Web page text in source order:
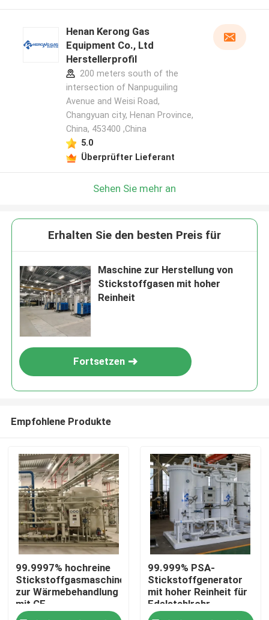
Zu Hause
Produkte
Henan Kerong Gas
Equipment Co., Ltd
Herstellerprofil
200 meters south of the
intersection of Nanpuguiling
Avenue and Weisi Road,
Changyuan city, Henan Province,
China, 453400 ,China
5.0
Überprüfter Lieferant
Sehen Sie mehr an
Erhalten Sie den besten Preis für
Maschine zur Herstellung von
Stickstoffgasen mit hoher
Reinheit
Fortsetzen
Empfohlene Produkte
99.9997% hochreine
Stickstoffgasmaschine
zur Wärmebehandlung
mit CE
99.999% PSA-
Stickstoffgenerator
mit hoher Reinheit für
Edelstahlrohr